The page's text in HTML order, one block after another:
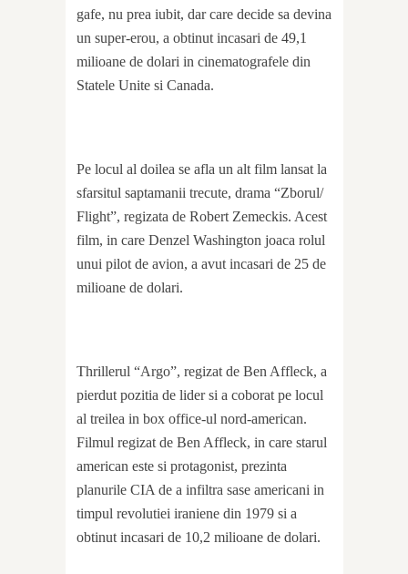
gafe, nu prea iubit, dar care decide sa devina
un super-erou, a obtinut incasari de 49,1
milioane de dolari in cinematografele din
Statele Unite si Canada.
Pe locul al doilea se afla un alt film lansat la
sfarsitul saptamanii trecute, drama “Zborul/
Flight”, regizata de Robert Zemeckis. Acest
film, in care Denzel Washington joaca rolul
unui pilot de avion, a avut incasari de 25 de
milioane de dolari.
Thrillerul “Argo”, regizat de Ben Affleck, a
pierdut pozitia de lider si a coborat pe locul
al treilea in box office-ul nord-american.
Filmul regizat de Ben Affleck, in care starul
american este si protagonist, prezinta
planurile CIA de a infiltra sase americani in
timpul revolutiei iraniene din 1979 si a
obtinut incasari de 10,2 milioane de dolari.